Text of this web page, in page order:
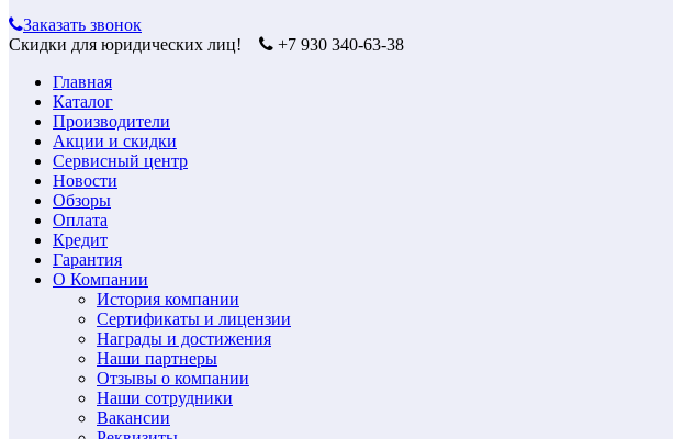
Заказать звонок
Скидки для юридических лиц!
+7 930 340-63-38
Главная
Каталог
Производители
Акции и скидки
Сервисный центр
Новости
Обзоры
Оплата
Кредит
Гарантия
О Компании
История компании
Сертификаты и лицензии
Награды и достижения
Наши партнеры
Отзывы о компании
Наши сотрудники
Вакансии